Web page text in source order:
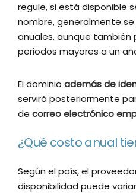
regule, si está disponible
nombre, generalmente
anuales, aunque también
periodos mayores a un
El dominio además de
servirá posteriormente
de correo electrónico
¿Qué costo anual
Según el país, el
disponibilidad puede